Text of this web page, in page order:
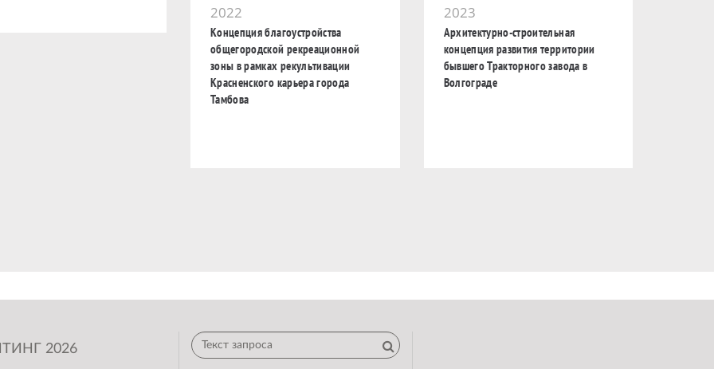
2022
Концепция благоустройства
общегородской рекреационной
зоны в рамках рекультивации
Красненского карьера города
Тамбова
2023
Архитектурно-строительная
концепция развития территории
бывшего Тракторного завода в
Волгограде
2026